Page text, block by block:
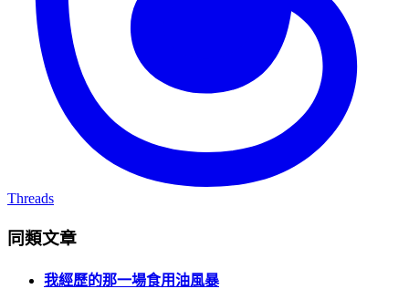
Threads
同類文章
我經歷的那一場食用油風暴